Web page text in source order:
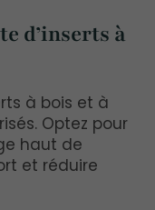
d’inserts à
à bois et à
Optez pour
haut de
et réduire